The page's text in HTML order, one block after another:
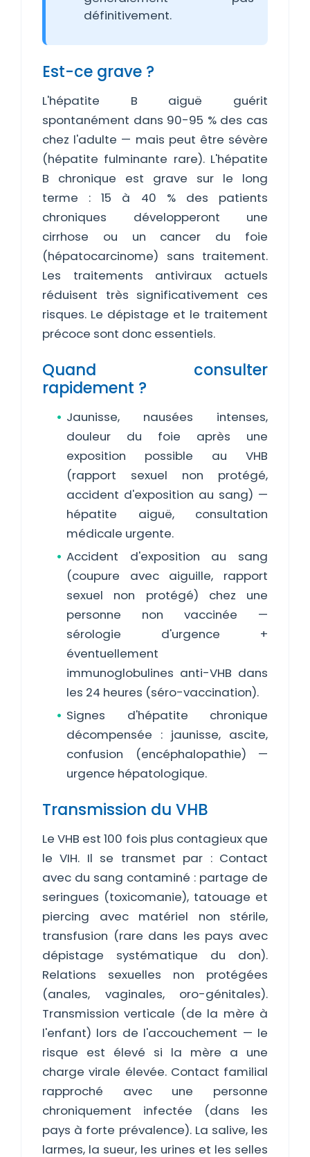
définitivement.
Est-ce grave ?
L'hépatite B aiguë guérit
spontanément dans 90-95 % des cas
chez l'adulte — mais peut être sévère
(hépatite fulminante rare). L'hépatite
B chronique est grave sur le long
terme : 15 à 40 % des patients
chroniques développeront une
cirrhose ou un cancer du foie
(hépatocarcinome) sans traitement.
Les traitements antiviraux actuels
réduisent très significativement ces
risques. Le dépistage et le traitement
précoce sont donc essentiels.
Quand consulter
rapidement ?
Jaunisse, nausées intenses,
douleur du foie après une
exposition possible au VHB
(rapport sexuel non protégé,
accident d'exposition au sang) —
hépatite aiguë, consultation
médicale urgente.
Accident d'exposition au sang
(coupure avec aiguille, rapport
sexuel non protégé) chez une
personne non vaccinée —
sérologie d'urgence +
éventuellement
immunoglobulines anti-VHB dans
les 24 heures (séro-vaccination).
Signes d'hépatite chronique
décompensée : jaunisse, ascite,
confusion (encéphalopathie) —
urgence hépatologique.
Transmission du VHB
Le VHB est 100 fois plus contagieux que
le VIH. Il se transmet par : Contact
avec du sang contaminé : partage de
seringues (toxicomanie), tatouage et
piercing avec matériel non stérile,
transfusion (rare dans les pays avec
dépistage systématique du don).
Relations sexuelles non protégées
(anales, vaginales, oro-génitales).
Transmission verticale (de la mère à
l'enfant) lors de l'accouchement — le
risque est élevé si la mère a une
charge virale élevée. Contact familial
rapproché avec une personne
chroniquement infectée (dans les
pays à forte prévalence). La salive, les
larmes, la sueur, les urines et les selles